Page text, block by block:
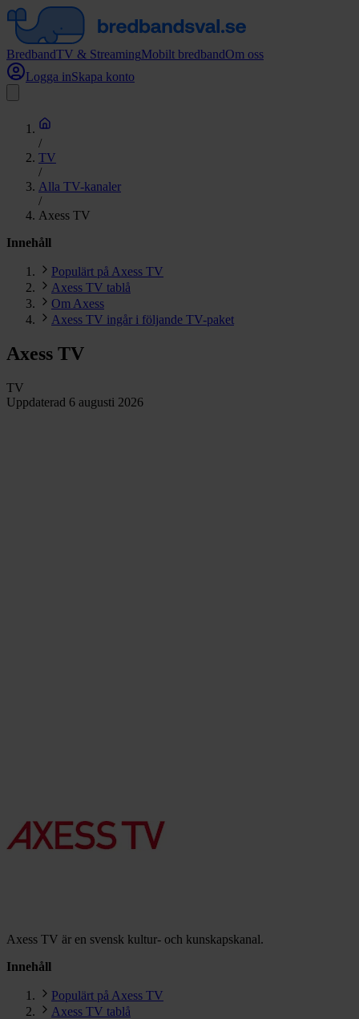
BredbandTV & StreamingMobilt bredbandOm oss
Logga inSkapa konto
/
TV
/
Alla TV-kanaler
/
Axess TV
Innehåll
Populärt på Axess TV
Axess TV tablå
Om Axess
Axess TV ingår i följande TV-paket
Axess TV
TV
Uppdaterad 6 augusti 2026
Axess TV är en svensk kultur- och kunskapskanal.
Innehåll
Populärt på Axess TV
Axess TV tablå